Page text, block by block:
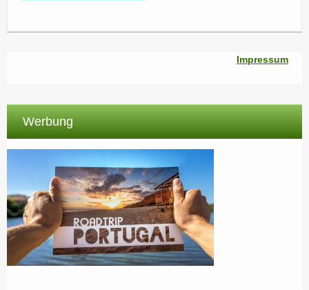
Impressum
Werbung